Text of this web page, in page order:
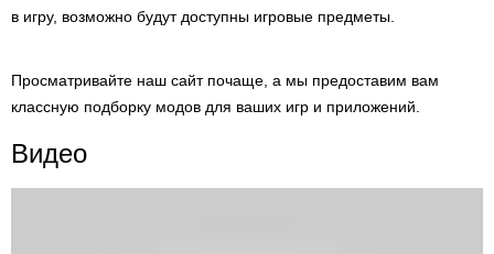
в игру, возможно будут доступны игровые предметы.
Просматривайте наш сайт почаще, а мы предоставим вам
классную подборку модов для ваших игр и приложений.
Видео